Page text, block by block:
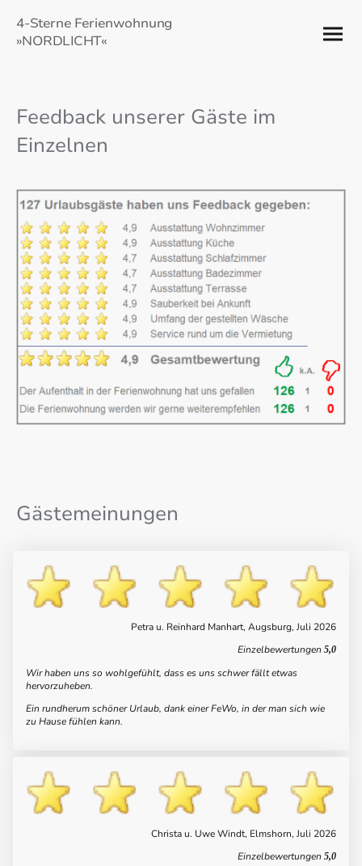
4-Sterne Ferienwohnung
»NORDLICHT«
Feedback unserer Gäste im
Einzelnen
Gästemeinungen
Petra u. Reinhard Manhart, Augsburg, Juli 2026
Einzelbewertungen 5,0
Wir haben uns so wohlgefühlt, dass es uns schwer fällt etwas
hervorzuheben.
Ein rundherum schöner Urlaub, dank einer FeWo, in der man sich wie
zu Hause fühlen kann.
Christa u. Uwe Windt, Elmshorn, Juli 2026
Einzelbewertungen 5,0